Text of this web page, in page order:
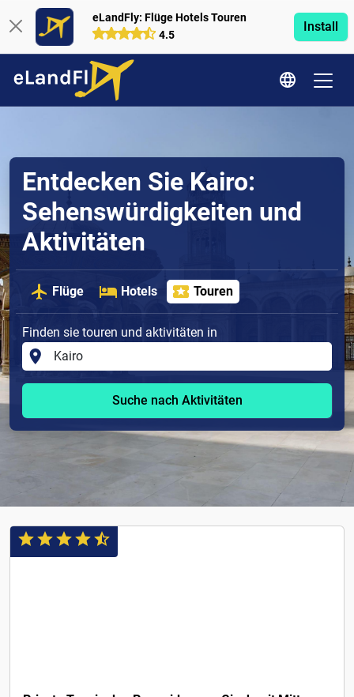
eLandFly: Flüge Hotels Touren
4.5
Install
Entdecken Sie Kairo:
Sehenswürdigkeiten und
Aktivitäten
Flüge Hotels Touren
Finden sie touren und aktivitäten in
Suche nach Aktivitäten